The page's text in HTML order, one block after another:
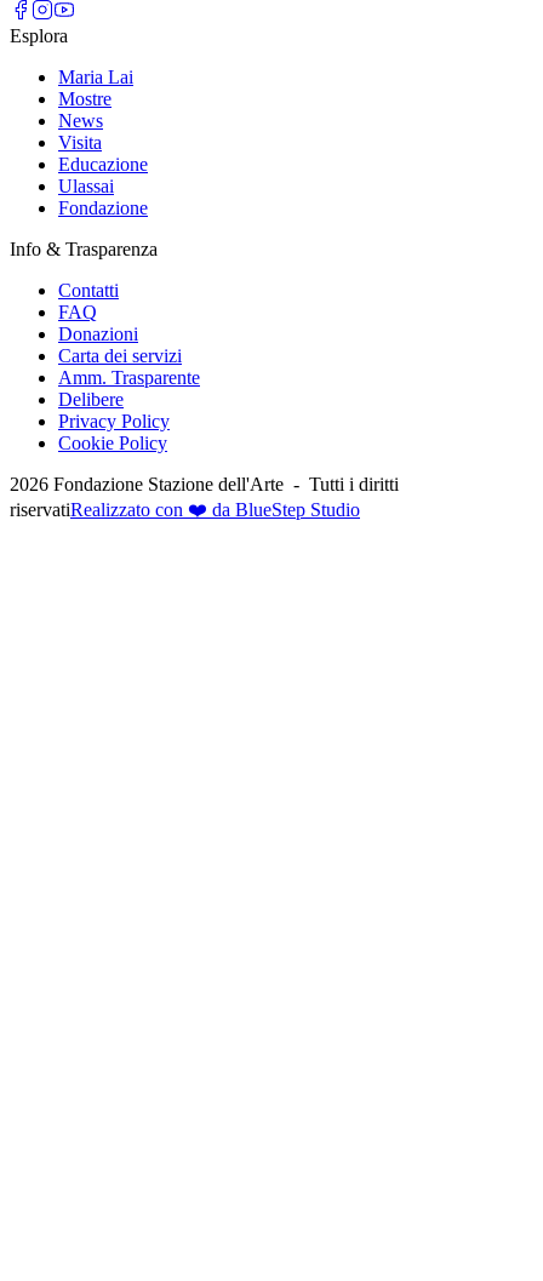
Esplora
Maria Lai
Mostre
News
Visita
Educazione
Ulassai
Fondazione
Info & Trasparenza
Contatti
FAQ
Donazioni
Carta dei servizi
Amm. Trasparente
Delibere
Privacy Policy
Cookie Policy
2026 Fondazione Stazione dell'Arte - Tutti i diritti
riservatiRealizzato con ❤️ da BlueStep Studio